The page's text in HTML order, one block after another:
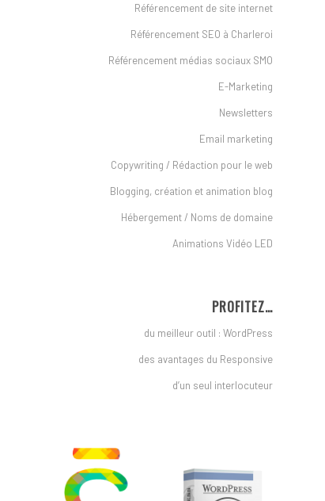
Référencement de site internet
Référencement SEO à Charleroi
Référencement médias sociaux SMO
E-Marketing
Newsletters
Email marketing
Copywriting / Rédaction pour le web
Blogging, création et animation blog
Hébergement / Noms de domaine
Animations Vidéo LED
PROFITEZ…
du meilleur outil : WordPress
des avantages du Responsive
d’un seul interlocuteur